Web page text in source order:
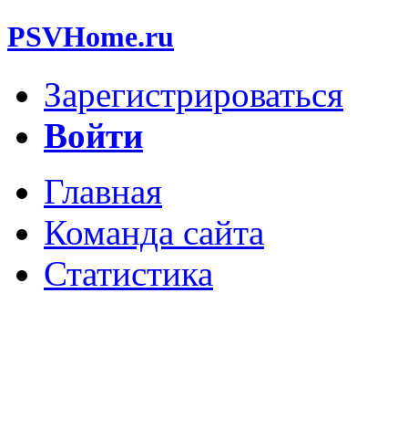
PSVHome.ru
Зарегистрироваться
Войти
Главная
Команда сайта
Статистика